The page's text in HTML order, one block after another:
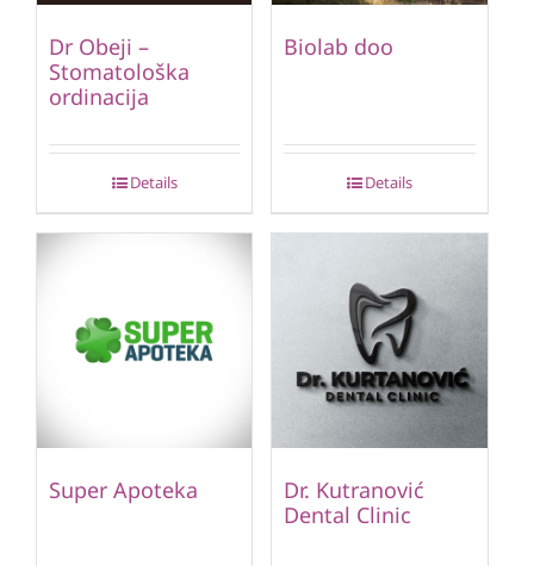
Dr Obeji –
Stomatološka
ordinacija
Details
Biolab doo
Details
Super Apoteka
Dr. Kutranović
Dental Clinic